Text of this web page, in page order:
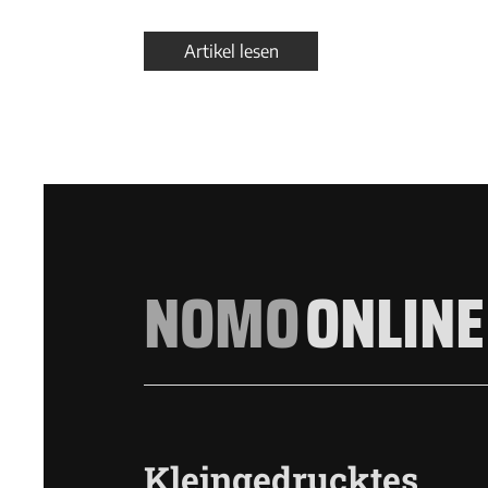
Artikel lesen
NOMOONLINE